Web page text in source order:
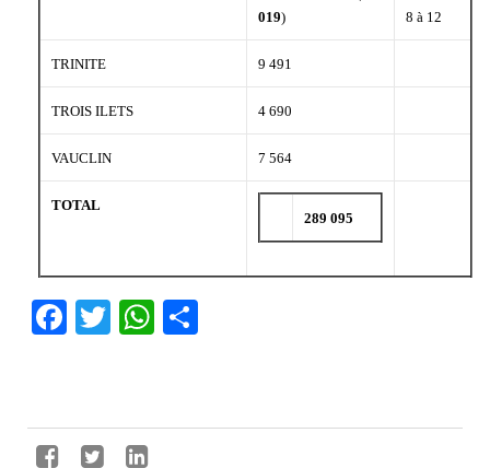
019)
8 à 12
TRINITE 9 491
TROIS ILETS 4 690
VAUCLIN 7 564
TOTAL
289 095
Facebook
Twitter
WhatsApp